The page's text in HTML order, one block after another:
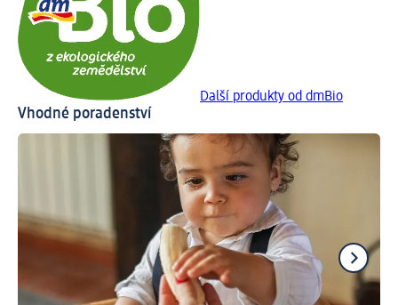
Další produkty od dmBio
Vhodné poradenství